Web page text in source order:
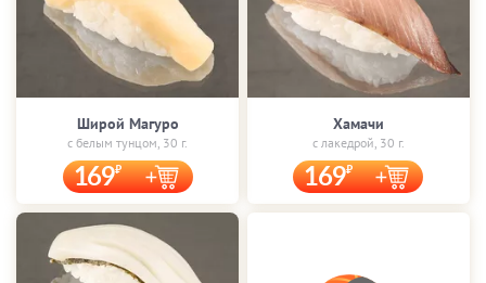
Широй Магуро
с белым тунцом, 30 г.
169
Хамачи
с лакедрой, 30 г.
169